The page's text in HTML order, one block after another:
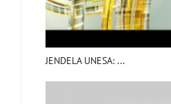
JENDELA UNESA: ...